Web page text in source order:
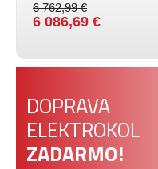
6 762,99 €
6 086,69 €